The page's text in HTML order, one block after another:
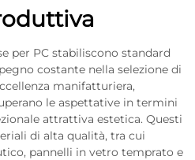
per PC stabiliscono standard
costante nella selezione di
manifatturiera,
le aspettative in termini
attrattiva estetica. Questi
di alta qualità, tra cui
pannelli in vetro temprato e